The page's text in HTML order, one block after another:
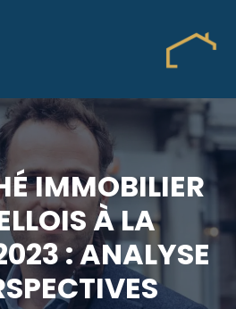
IMMOBILIER
À LA
: ANALYSE